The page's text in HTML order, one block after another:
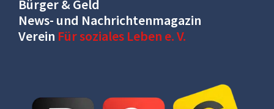
Bürger & Geld
News- und Nachrichtenmagazin
Verein Für soziales Leben e. V.